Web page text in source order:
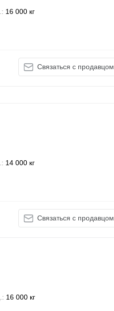
16 000 кг
Связаться с продавцом
14 000 кг
Связаться с продавцом
16 000 кг